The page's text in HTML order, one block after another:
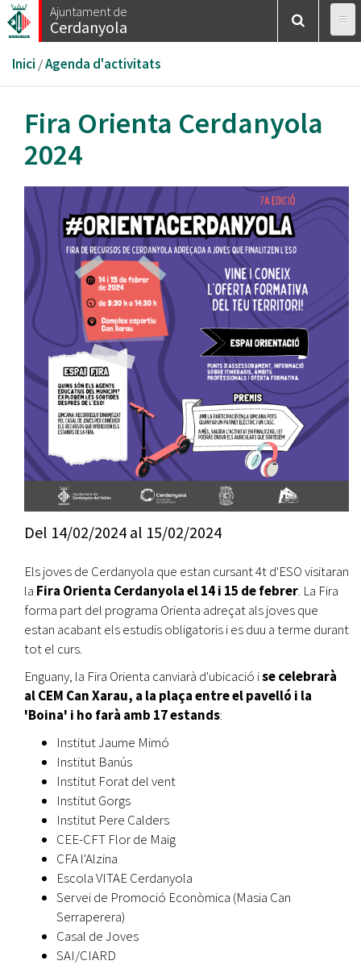
Vés
al
Ajuntament de
Cerdanyola
Esteu
aquí
Inici /Agenda d'activitats
Fira Orienta Cerdanyola
2024
Del 14/02/2024 al 15/02/2024
Els joves de Cerdanyola que estan cursant 4t d'ESO visitaran
la Fira Orienta Cerdanyola el 14 i 15 de febrer. La Fira
forma part del programa Orienta adreçat als joves que
estan acabant els estudis obligatoris i es duu a terme durant
tot el curs.
Enguany, la Fira Orienta canviarà d'ubicació ise celebrarà
al CEM Can Xarau, a la plaça entre el pavelló i la
'Boina' i ho farà amb 17 estands:
Institut Jaume Mimó
Institut Banús
Institut Forat del vent
Institut Gorgs
Institut Pere Calders
CEE-CFT Flor de Maig
CFA l'Alzina
Escola VITAE Cerdanyola
Servei de Promoció Econòmica (Masia Can
Serraperera)
Casal de Joves
SAI/CIARD